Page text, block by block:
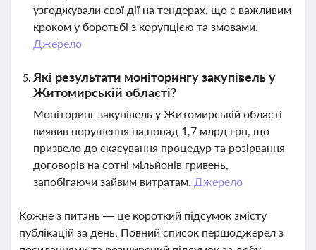
узгоджували свої дії на тендерах, що є важливим
кроком у боротьбі з корупцією та змовами.
Джерело
Які результати моніторингу закупівель у
Житомирській області?
Моніторинг закупівель у Житомирській області
виявив порушення на понад 1,7 млрд грн, що
призвело до скасування процедур та розірвання
договорів на сотні мільйонів гривень,
запобігаючи зайвим витратам. Джерело
Кожне з питань — це короткий підсумок змісту
публікацій за день. Повний список першоджерел з